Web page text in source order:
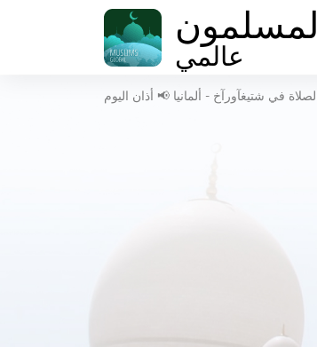
عالمي
في شتيغآورآخ - ألمانيا 📢 أذان اليوم